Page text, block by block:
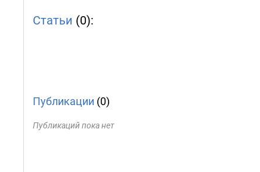
Статьи (0):
Публикации (0)
Публикаций пока нет